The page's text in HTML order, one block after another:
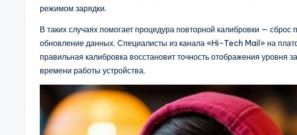
режимом зарядки.
В таких случаях помогает процедура повторной калибровки — сброс
обновление данных. Специалисты из канала «Hi-Tech Mail» на
правильная калибровка восстановит точность отображения уровня
времени работы устройства.